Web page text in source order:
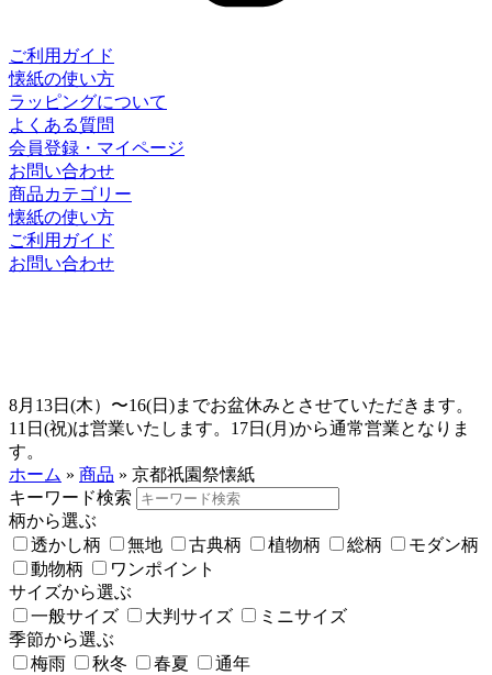
ご利用ガイド
懐紙の使い方
ラッピングについて
よくある質問
会員登録・マイページ
お問い合わせ
商品カテゴリー
懐紙の使い方
ご利用ガイド
お問い合わせ
8月13日(木）〜16(日)までお盆休みとさせていただきます。
11日(祝)は営業いたします。17日(月)から通常営業となりま
す。
ホーム » 商品 » 京都祇園祭懐紙
キーワード検索
柄から選ぶ
透かし柄
無地 古典柄 植物柄 総柄
モダン柄
動物柄
ワンポイント
サイズから選ぶ
一般サイズ
大判サイズ
ミニサイズ
季節から選ぶ
梅雨
秋冬 春夏
通年